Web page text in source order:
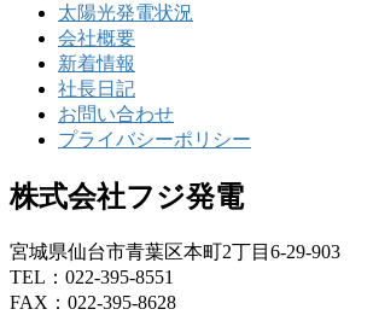
太陽光発電状況
会社概要
新着情報
社長日記
お問い合わせ
プライバシーポリシー
株式会社フジ発電
宮城県仙台市青葉区本町2丁目6-29-903
TEL：022-395-8551
FAX：022-395-8628